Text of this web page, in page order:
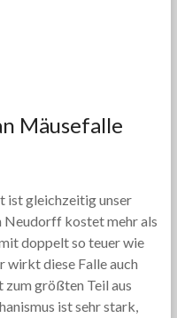
Mäusefalle
ist gleichzeitig unser
Neudorff kostet mehr als
doppelt so teuer wie
wirkt diese Falle auch
größten Teil aus
ist sehr stark,